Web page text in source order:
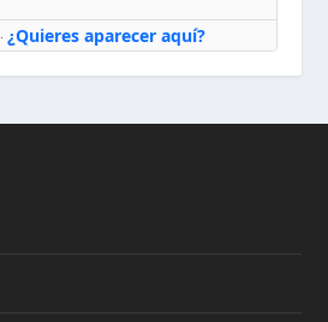
¿Quieres aparecer aquí?